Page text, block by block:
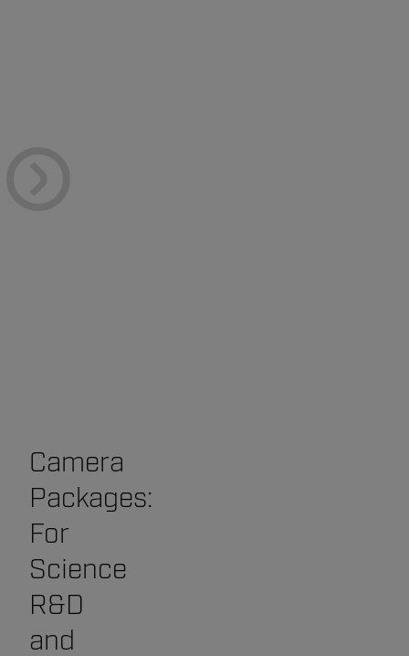
Camera
Packages:
For
Science
R&D
and